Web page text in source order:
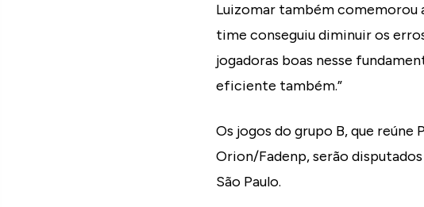
Luizomar também comemorou
time conseguiu diminuir os
jogadoras boas nesse
eficiente também.”
Os jogos do grupo B, que
Orion/Fadenp, serão
São Paulo.